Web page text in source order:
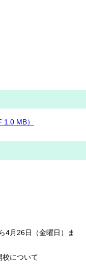
MB）
4月26日（金曜日）ま
校について